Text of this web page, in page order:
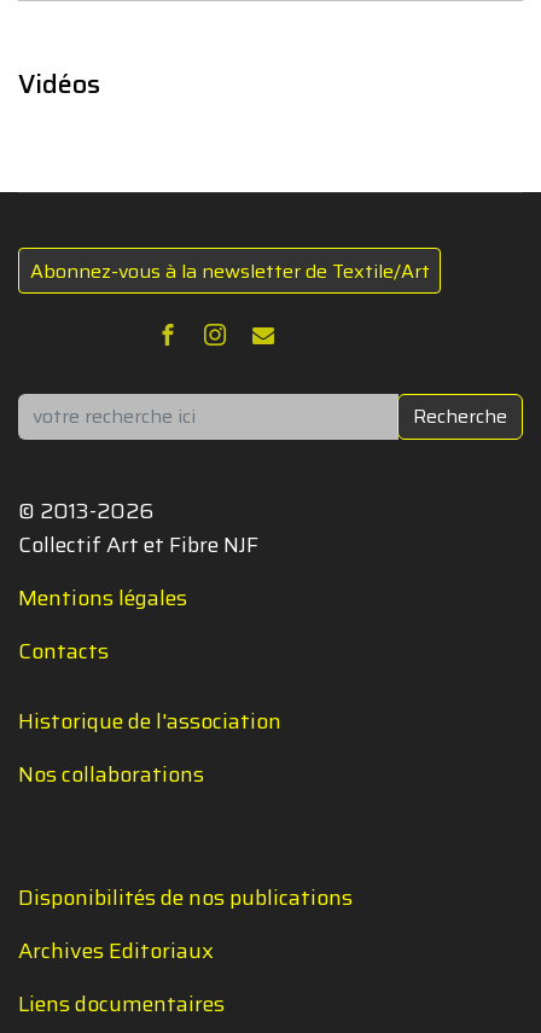
Vidéos
Abonnez-vous à la newsletter de Textile/Art
Rechercher Recherche
© 2013-2026
Collectif Art et Fibre NJF
Mentions légales
Contacts
Historique de l'association
Nos collaborations
Disponibilités de nos publications
Archives Editoriaux
Liens documentaires